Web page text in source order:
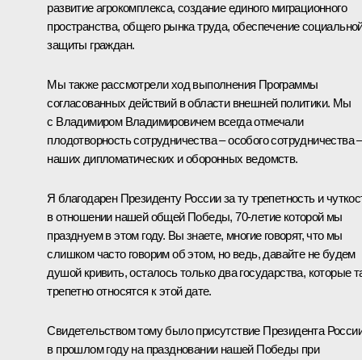
развитие агрокомплекса, создание единого миграционного
пространства, общего рынка труда, обеспечение
защиты граждан.
Мы также рассмотрели ход выполнения Программы
согласованных действий в области внешней политики. Мы
с Владимиром Владимировичем всегда отмечали
плодотворность сотрудничества – особого сотрудничества –
наших дипломатических и оборонных ведомств.
Я благодарен Президенту России за ту трепетность и
в отношении нашей общей Победы, 70-летие которой мы
празднуем в этом году. Вы знаете, многие говорят, что мы
слишком часто говорим об этом, но ведь, давайте не будем
душой кривить, осталось только два государства, которые
трепетно относятся к этой дате.
Свидетельством тому было присутствие Президента
в прошлом году на праздновании нашей Победы при